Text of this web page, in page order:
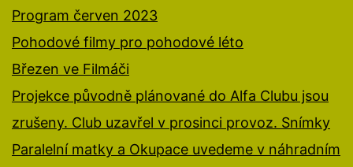
Program červen 2023
Pohodové filmy pro pohodové léto
Březen ve Filmáči
Projekce původně plánované do Alfa Clubu jsou
zrušeny. Club uzavřel v prosinci provoz. Snímky
Paralelní matky a Okupace uvedeme v náhradním